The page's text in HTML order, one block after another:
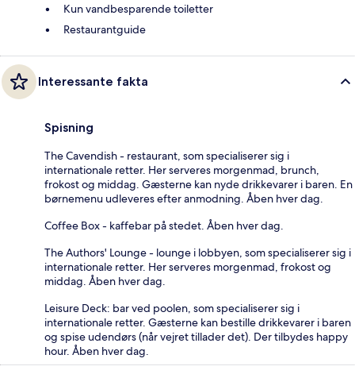
Kun vandbesparende toiletter
Restaurantguide
Interessante fakta
Spisning
The Cavendish - restaurant, som specialiserer sig i
internationale retter. Her serveres morgenmad, brunch,
frokost og middag. Gæsterne kan nyde drikkevarer i baren. En
børnemenu udleveres efter anmodning. Åben hver dag.
Coffee Box - kaffebar på stedet. Åben hver dag.
The Authors' Lounge - lounge i lobbyen, som specialiserer sig i
internationale retter. Her serveres morgenmad, frokost og
middag. Åben hver dag.
Leisure Deck: bar ved poolen, som specialiserer sig i
internationale retter. Gæsterne kan bestille drikkevarer i baren
og spise udendørs (når vejret tillader det). Der tilbydes happy
hour. Åben hver dag.